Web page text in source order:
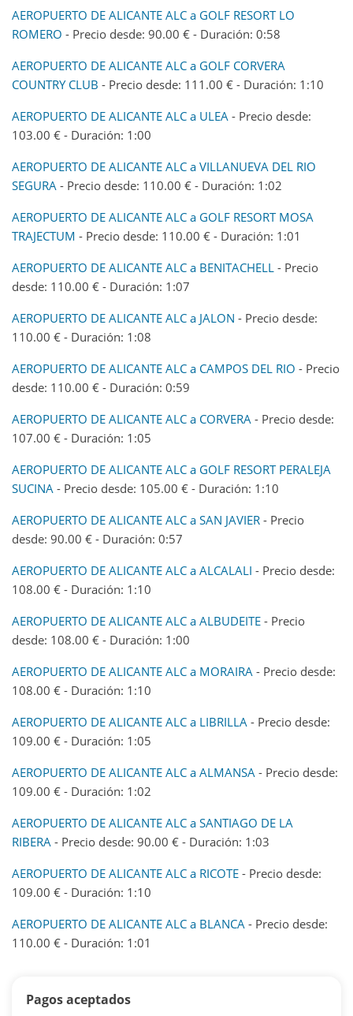
AEROPUERTO DE ALICANTE ALC a GOLF RESORT LO
ROMERO - Precio desde: 90.00 € - Duración: 0:58
AEROPUERTO DE ALICANTE ALC a GOLF CORVERA
COUNTRY CLUB - Precio desde: 111.00 € - Duración: 1:10
AEROPUERTO DE ALICANTE ALC a ULEA - Precio desde:
103.00 € - Duración: 1:00
AEROPUERTO DE ALICANTE ALC a VILLANUEVA DEL RIO
SEGURA - Precio desde: 110.00 € - Duración: 1:02
AEROPUERTO DE ALICANTE ALC a GOLF RESORT MOSA
TRAJECTUM - Precio desde: 110.00 € - Duración: 1:01
AEROPUERTO DE ALICANTE ALC a BENITACHELL - Precio
desde: 110.00 € - Duración: 1:07
AEROPUERTO DE ALICANTE ALC a JALON - Precio desde:
110.00 € - Duración: 1:08
AEROPUERTO DE ALICANTE ALC a CAMPOS DEL RIO - Precio
desde: 110.00 € - Duración: 0:59
AEROPUERTO DE ALICANTE ALC a CORVERA - Precio desde:
107.00 € - Duración: 1:05
AEROPUERTO DE ALICANTE ALC a GOLF RESORT PERALEJA
SUCINA - Precio desde: 105.00 € - Duración: 1:10
AEROPUERTO DE ALICANTE ALC a SAN JAVIER - Precio
desde: 90.00 € - Duración: 0:57
AEROPUERTO DE ALICANTE ALC a ALCALALI - Precio desde:
108.00 € - Duración: 1:10
AEROPUERTO DE ALICANTE ALC a ALBUDEITE - Precio
desde: 108.00 € - Duración: 1:00
AEROPUERTO DE ALICANTE ALC a MORAIRA - Precio desde:
108.00 € - Duración: 1:10
AEROPUERTO DE ALICANTE ALC a LIBRILLA - Precio desde:
109.00 € - Duración: 1:05
AEROPUERTO DE ALICANTE ALC a ALMANSA - Precio desde:
109.00 € - Duración: 1:02
AEROPUERTO DE ALICANTE ALC a SANTIAGO DE LA
RIBERA - Precio desde: 90.00 € - Duración: 1:03
AEROPUERTO DE ALICANTE ALC a RICOTE - Precio desde:
109.00 € - Duración: 1:10
AEROPUERTO DE ALICANTE ALC a BLANCA - Precio desde:
110.00 € - Duración: 1:01
Pagos aceptados